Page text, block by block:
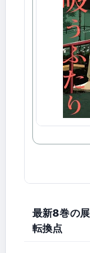
最新8巻の
転換点